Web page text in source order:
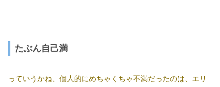
たぶん自己満
っていうかね、個人的にめちゃくちゃ不満だったのは、エリ